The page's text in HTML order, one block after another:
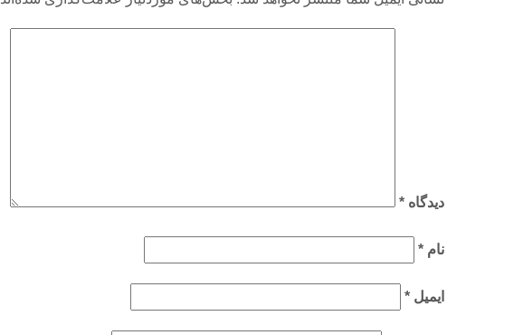
دیدگاه *
نام *
ایمیل *